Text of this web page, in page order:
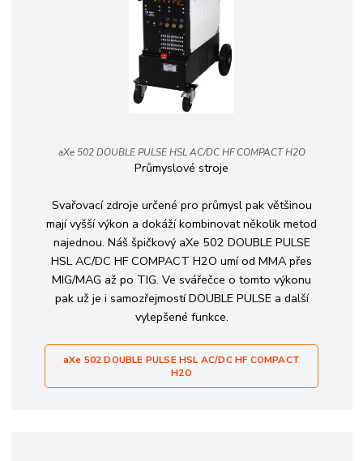
aXe 502 DOUBLE PULSE HSL AC/DC HF COMPACT H2O
Průmyslové stroje
Svařovací zdroje určené pro průmysl pak většinou
mají vyšší výkon a dokáží kombinovat několik metod
najednou. Náš špičkový aXe 502 DOUBLE PULSE
HSL AC/DC HF COMPACT H2O umí od MMA přes
MIG/MAG až po TIG. Ve svářečce o tomto výkonu
pak už je i samozřejmostí DOUBLE PULSE a další
vylepšené funkce.
aXe 502 DOUBLE PULSE HSL AC/DC HF COMPACT
H2O